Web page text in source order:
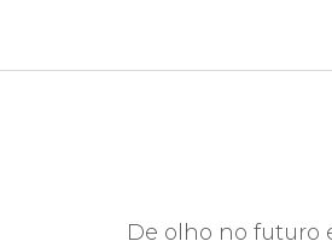
De olho no futuro